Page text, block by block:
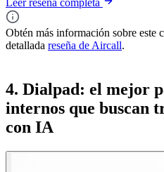
Leer reseña completa
Obtén más información sobre este
detallada reseña de Aircall.
4. Dialpad: el mejor
internos que buscan
con IA